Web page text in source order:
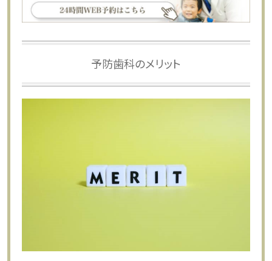
予防歯科のメリット